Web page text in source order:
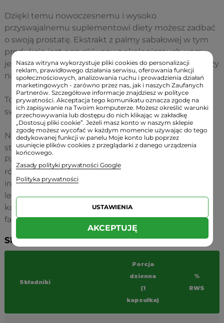
Dzięki temu nowoczesnemu i wysoko
przyswajalnemu suplementowi diety możesz zadbać
o swoją prostatę. Ekstrakt z palmy sabałowej w tym
produkcie jest pozyskiwany z ekologicznych upraw,
jest czysty i pozbawiony zbędnych konserwantów czy
nawozów sztucznych.
To idealna propozycja dla mężczyzn dbających o
swoje zdrowie.
Należy jednak pamiętać, że przed rozpoczęciem
stosowania suplementów zawierających Saw
Palmetto zaleca się konsultację z lekarzem. Warto
również pamiętać, że Saw Palmetto może mieć
interakcje z innymi lekami, dlatego ważne jest, aby
lekarz ocenił, czy suplementacja jest bezpieczna w
kontekście istniejących schorzeń oraz stosowanej
farmakoterapii.
Składniki:
Składniki
Porcja
dzienna
(1
kapsułka)
%
RWS
Nasza witryna wykorzystuje pliki cookies do personalizacji
reklam, prawidłowego działania serwisu, oferowania funkcji
społecznościowych, analizowania ruchu i prowadzienia działań
marketingowych - zarówno przez nas, jak i naszych Zaufanych
Partnerów. Szczegółowe informacje znajdziesz w polityce
prywatności. Akceptacja tego komunikatu oznacza zgodę na
ich zapisywanie na Twoim komputerze. Możesz określić warunki
przechowywania lub dostępu do nich klikając w zakładkę
„Dostosuj pliki cookie”. Jeżeli masz konto w naszym sklepie
zgodę możesz wycofać w każdym momencie używając do tego
dedykowanej funkcji w panelu Moje konto lub poprzez
usunięcie plików cookies z przeglądarki z danego urządzenia
końcowego.
Zasady polityki prywatności Google
Polityka prywatności
USTAWIENIA
AKCEPTUJĘ